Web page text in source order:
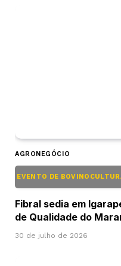
AGRONEGÓCIO
EVENTO DE
Fibral sedia em
de Qualidade do
30 de julho de 2026